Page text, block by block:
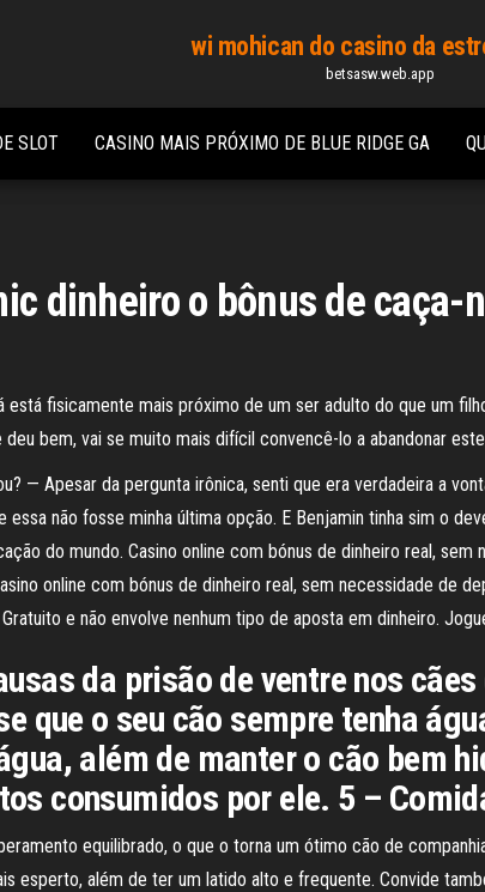
wi mohican do casino da
betsasw.web.app
SLOT CASINO MAIS PRÓXIMO DE BLUE RIDGE GA
dinheiro o bônus de caça-
fisicamente mais próximo de um ser adulto do que um
bem, vai se muito mais difícil convencê-lo a abandonar
— Apesar da pergunta irônica, senti que era verdadeira a
essa não fosse minha última opção. E Benjamin tinha sim o
do mundo. Casino online com bónus de dinheiro real,
online com bónus de dinheiro real, sem necessidade de
e não envolve nenhum tipo de aposta em dinheiro.
da prisão de ventre nos
que o seu cão sempre tenha
além de manter o cão bem
consumidos por ele. 5 –
equilibrado, o que o torna um ótimo cão de
esperto, além de ter um latido alto e frequente. Convide